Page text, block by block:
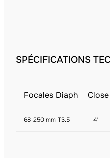
SPÉCIFICATIONS
Focales Diaph
68-250 mm T3.5 4′